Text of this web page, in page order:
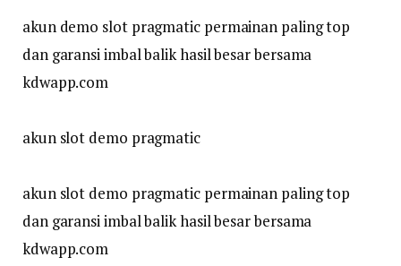
akun demo slot pragmatic permainan paling top
dan garansi imbal balik hasil besar bersama
kdwapp.com
akun slot demo pragmatic
akun slot demo pragmatic permainan paling top
dan garansi imbal balik hasil besar bersama
kdwapp.com